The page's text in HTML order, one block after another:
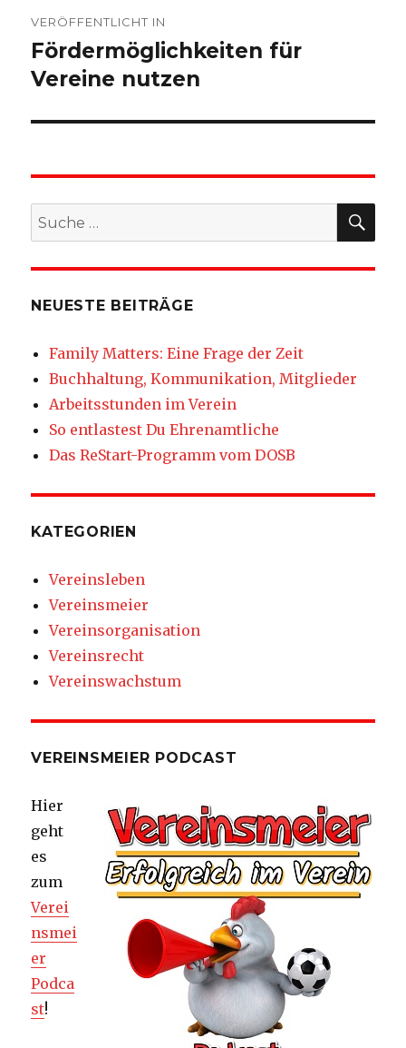
VERÖFFENTLICHT IN
Fördermöglichkeiten für
Vereine nutzen
Suche
nach:
NEUESTE BEITRÄGE
Family Matters: Eine Frage der Zeit
Buchhaltung, Kommunikation, Mitglieder
Arbeitsstunden im Verein
So entlastest Du Ehrenamtliche
Das ReStart-Programm vom DOSB
KATEGORIEN
Vereinsleben
Vereinsmeier
Vereinsorganisation
Vereinsrecht
Vereinswachstum
VEREINSMEIER PODCAST
Hier
geht
es
zum
Verei
nsmei
er
Podca
st!